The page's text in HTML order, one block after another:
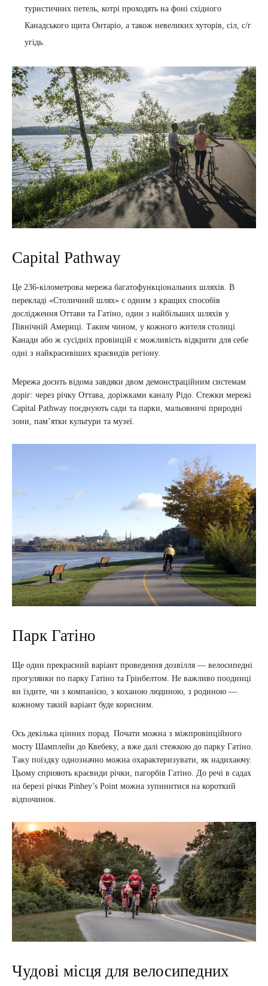
туристичних петель, котрі проходять на фоні східного
Канадського щита Онтаріо, а також невеликих хуторів, сіл, с/г
угідь.
Capital Pathway
Це 236-кілометрова мережа багатофункціональних шляхів. В
перекладі «Столичний шлях» є одним з кращих способів
дослідження Оттави та Гатіно, один з найбільших шляхів у
Північній Америці. Таким чином, у кожного жителя столиці
Канади або ж сусідніх провінцій є можливість відкрити для себе
одні з найкрасивіших краєвидів регіону.
Мережа досить відома завдяки двом демонстраційним системам
доріг: через річку Оттава, доріжками каналу Рідо. Стежки мережі
Capital Pathway поєднують сади та парки, мальовничі природні
зони, пам’ятки культури та музеї.
Парк Гатіно
Ще один прекрасний варіант проведення дозвілля — велосипедні
прогулянки по парку Гатіно та Грінбелтом. Не важливо поодинці
ви їздите, чи з компанією, з коханою людиною, з родиною —
кожному такий варіант буде корисним.
Ось декілька цінних порад. Почати можна з міжпровінційного
мосту Шамплейн до Квебеку, а вже далі стежкою до парку Гатіно.
Таку поїздку однозначно можна охарактеризувати, як надихаючу.
Цьому сприяють краєвиди річки, пагорбів Гатіно. До речі в садах
на березі річки Pinhey’s Point можна зупинитися на короткий
відпочинок.
Чудові місця для велосипедних